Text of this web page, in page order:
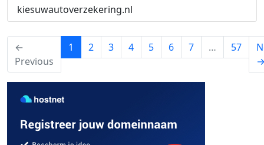
kiesuwautoverzekering.nl
←
Previous
1 (current)
2 3 4 5 6 7 … 57